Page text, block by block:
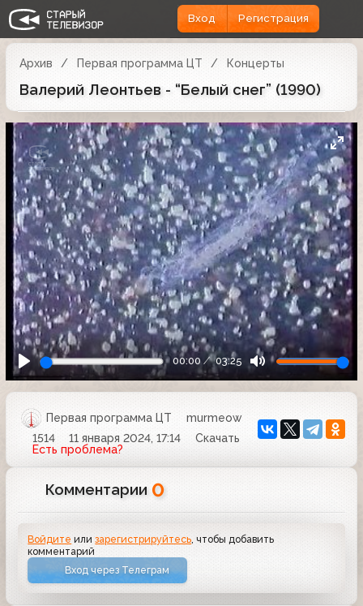
Вход Регистрация
Архив Первая программа ЦТ Концерты
Валерий Леонтьев - “Белый снег” (1990)
00:00 03:25
Первая программа ЦТ
murmeow
1514
11 января 2024, 17:14
Скачать
Есть проблема?
Комментарии 0
Войдите илизарегистрируйтесь , чтобы добавить
комментарий
Вход через Телеграм